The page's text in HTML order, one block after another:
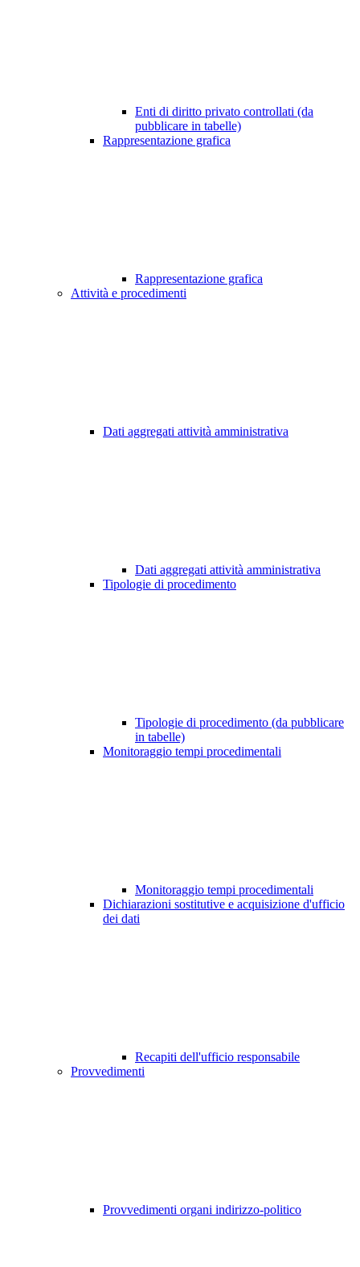
Enti di diritto privato controllati (da
pubblicare in tabelle)
Rappresentazione grafica
Rappresentazione grafica
Attività e procedimenti
Dati aggregati attività amministrativa
Dati aggregati attività amministrativa
Tipologie di procedimento
Tipologie di procedimento (da pubblicare
in tabelle)
Monitoraggio tempi procedimentali
Monitoraggio tempi procedimentali
Dichiarazioni sostitutive e acquisizione d'ufficio
dei dati
Recapiti dell'ufficio responsabile
Provvedimenti
Provvedimenti organi indirizzo-politico